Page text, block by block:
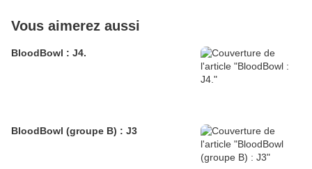
Vous aimerez aussi
BloodBowl : J4.
BloodBowl (groupe B) : J3